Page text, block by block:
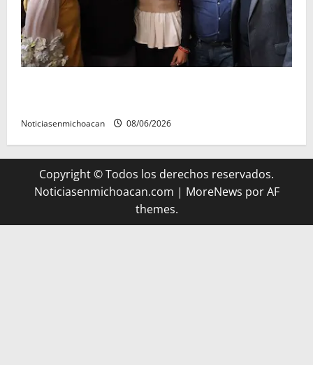
Noticiasenmichoacan 08/06/2026
Copyright © Todos los derechos reservados.
Noticiasenmichoacan.com | MoreNews por AF
themes.